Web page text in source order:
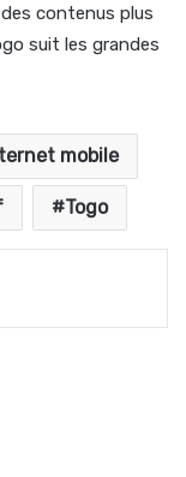
contenus plus
suit les grandes
mobile
Togo